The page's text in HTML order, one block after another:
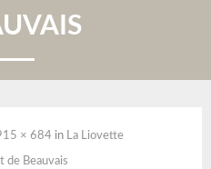
× 684 in La Liovette
de Beauvais